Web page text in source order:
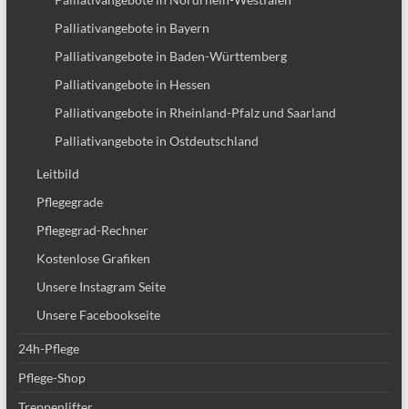
Palliativangebote in Bayern
Palliativangebote in Baden-Württemberg
Palliativangebote in Hessen
Palliativangebote in Rheinland-Pfalz und Saarland
Palliativangebote in Ostdeutschland
Leitbild
Pflegegrade
Pflegegrad-Rechner
Kostenlose Grafiken
Unsere Instagram Seite
Unsere Facebookseite
24h-Pflege
Pflege-Shop